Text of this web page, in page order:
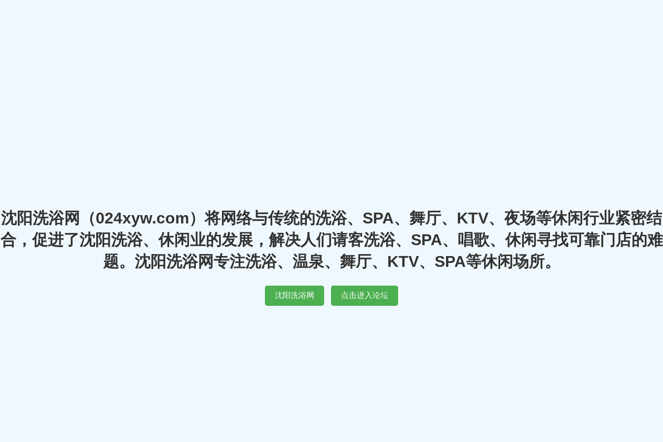
沈阳洗浴网（024xyw.com）将网络与传统的洗浴、SPA、舞厅、KTV、夜场等休闲行业紧密结
合，促进了沈阳洗浴、休闲业的发展，解决人们请客洗浴、SPA、唱歌、休闲寻找可靠门店的难
题。沈阳洗浴网专注洗浴、温泉、舞厅、KTV、SPA等休闲场所。
沈阳洗浴网 点击进入论坛